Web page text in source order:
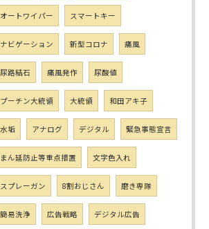
オートワイパー スマートキー
ナビゲーション 新型コロナ 痛風
尿路結石 痛風発作 尿酸値
プーチン大統領 大統領 和田アキ子
水垢 アナログ デジタル 緊急事態宣言
まん延防止等重点措置 文字色入れ
スプレーガン 8割おじさん 磨き専隊
簡易洗浄 広告戦略 デジタル広告